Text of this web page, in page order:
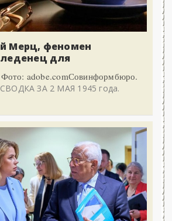
Мерц, феномен
для
adobe.comСовинформбюро.
ЗА 2 МАЯ 1945 года.